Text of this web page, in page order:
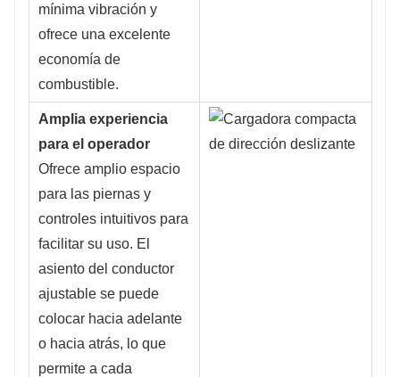
mínima vibración y
ofrece una excelente
economía de
combustible.
Amplia experiencia
para el operador
Ofrece amplio espacio
para las piernas y
controles intuitivos para
facilitar su uso. El
asiento del conductor
ajustable se puede
colocar hacia adelante
o hacia atrás, lo que
permite a cada